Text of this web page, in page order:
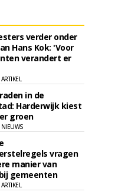
verder onder
Hans Kok: 'Voor
verandert er
in de
Harderwijk kiest
groen
vragen
manier van
gemeenten